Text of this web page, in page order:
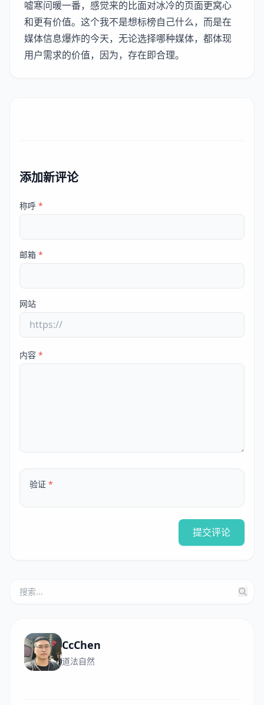
嘘寒问暖一番，感觉来的比面对冰冷的页面更窝心
和更有价值。这个我不是想标榜自己什么，而是在
媒体信息爆炸的今天，无论选择哪种媒体，都体现
用户需求的价值，因为，存在即合理。
添加新评论
称呼 *
邮箱 *
网站
内容 *
验证 *
提交评论
CcChen
道法自然